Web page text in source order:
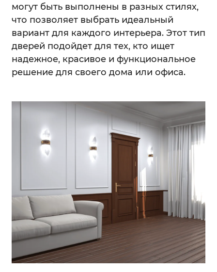
могут быть выполнены в разных стилях,
что позволяет выбрать идеальный
вариант для каждого интерьера. Этот тип
дверей подойдет для тех, кто ищет
надежное, красивое и функциональное
решение для своего дома или офиса.